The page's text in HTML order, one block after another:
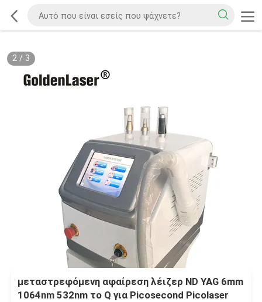
2/ 3
μεταστρεφόμενη αφαίρεση λέιζερ ND YAG 6mm
1064nm 532nm το Q για Picosecond Picolaser